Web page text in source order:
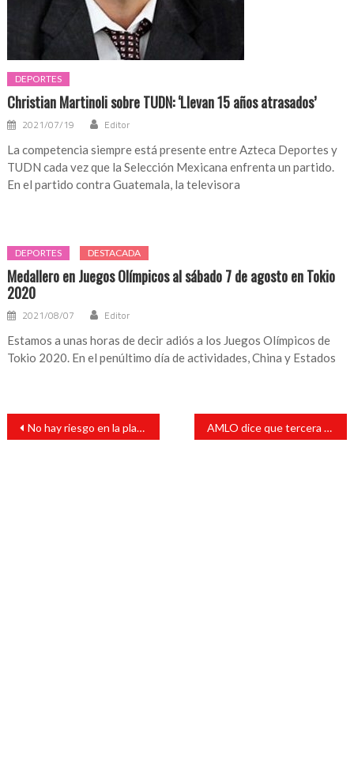
DEPORTES
Christian Martinoli sobre TUDN: ‘Llevan 15 años atrasados’
2021/07/19 Editor
La competencia siempre está presente entre Azteca Deportes y
TUDN cada vez que la Selección Mexicana enfrenta un partido.
En el partido contra Guatemala, la televisora
DEPORTES DESTACADA
Medallero en Juegos Olímpicos al sábado 7 de agosto en Tokio
2020
2021/08/07 Editor
Estamos a unas horas de decir adiós a los Juegos Olímpicos de
Tokio 2020. En el penúltimo día de actividades, China y Estados
Navegación
entradas
No hay riesgo en la planta de Laguna Verde: AMLO AMLO dice que tercera ola de covid-19 es menos dañina y descarta cierres